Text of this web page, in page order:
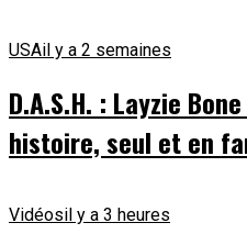
USAil y a 2 semaines
D.A.S.H. : Layzie
histoire, seul et en
Vidéosil y a 3 heures